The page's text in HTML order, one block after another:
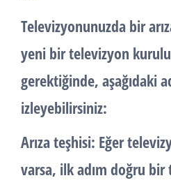
Televizyonunuzda bir
yeni bir televizyon
gerektiğinde, aşağıdaki
izleyebilirsiniz:
Arıza teşhisi: Eğer
varsa, ilk adım doğru bir